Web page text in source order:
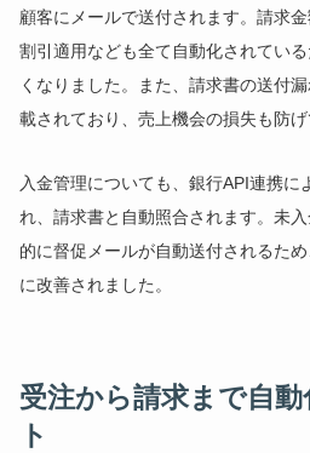
顧客にメールで送付されます。請求
割引適用なども全て自動化されてい
くなりました。また、請求書の送付
載されており、売上機会の損失も防げ
入金管理についても、銀行API連携に
れ、請求書と自動照合されます。未
的に督促メールが自動送付されるた
に改善されました。
受注から請求まで自
ト